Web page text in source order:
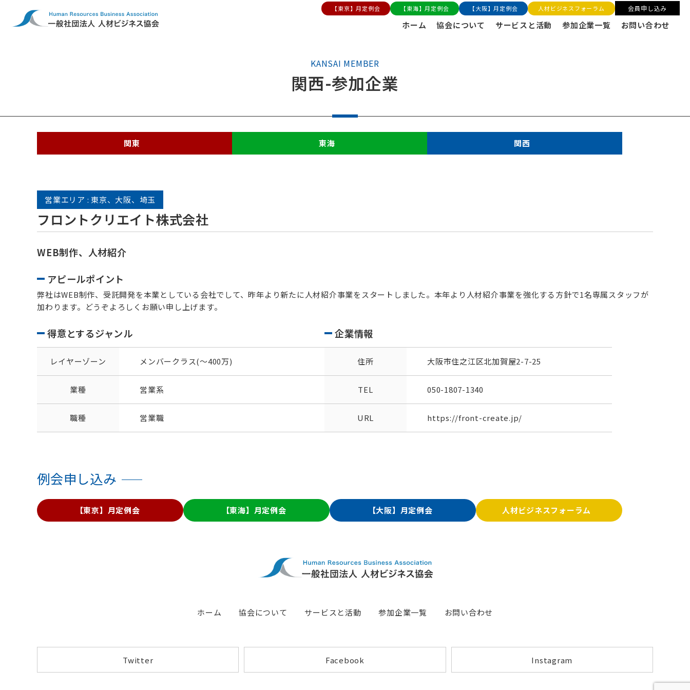
【東京】月定例会 【東海】月定例会 【大阪】月定例会 人材ビジネスフォーラム 会員申し込み
ホーム 協会について サービスと活動 参加企業一覧 お問い合わせ
KANSAI MEMBER
関西-参加企業
関東 東海 関西
営業エリア : 東京、大阪、埼玉
フロントクリエイト株式会社
WEB制作、人材紹介
アピールポイント
弊社はWEB制作、受託開発を本業としている会社でして、昨年より新たに人材紹介事業をスタートしました。本年より人材紹介事業を強化する方針で1名専属スタッフが
加わります。どうぞよろしくお願い申し上げます。
得意とするジャンル
レイヤーゾーン メンバークラス(～400万)
業種 営業系
職種 営業職
企業情報
住所 大阪市住之江区北加賀屋2-7-25
TEL 050-1807-1340
URL https://front-create.jp/
例会申し込み
【東京】月定例会 【東海】月定例会 【大阪】月定例会 人材ビジネスフォーラム
ホーム 協会について サービスと活動 参加企業一覧 お問い合わせ
Twitter Facebook Instagram